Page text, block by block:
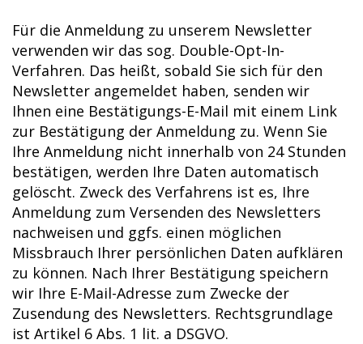
Für die Anmeldung zu unserem Newsletter
verwenden wir das sog. Double-Opt-In-
Verfahren. Das heißt, sobald Sie sich für den
Newsletter angemeldet haben, senden wir
Ihnen eine Bestätigungs-E-Mail mit einem Link
zur Bestätigung der Anmeldung zu. Wenn Sie
Ihre Anmeldung nicht innerhalb von 24 Stunden
bestätigen, werden Ihre Daten automatisch
gelöscht. Zweck des Verfahrens ist es, Ihre
Anmeldung zum Versenden des Newsletters
nachweisen und ggfs. einen möglichen
Missbrauch Ihrer persönlichen Daten aufklären
zu können. Nach Ihrer Bestätigung speichern
wir Ihre E-Mail-Adresse zum Zwecke der
Zusendung des Newsletters. Rechtsgrundlage
ist Artikel 6 Abs. 1 lit. a DSGVO.